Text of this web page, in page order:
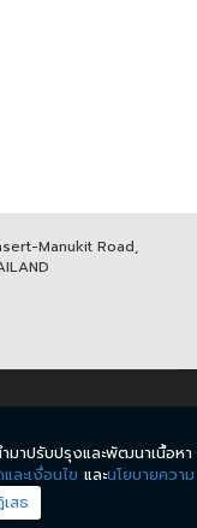
Manukit Road,
RESERVED.
มเป็นส่วนตัว
มาปรับปรุงและพัฒนาเนื้อหา
ละเงื่อนไข และนโยบายความ
สธ